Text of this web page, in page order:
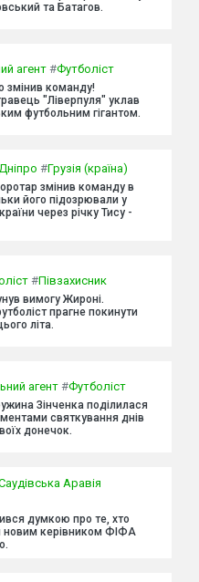
та Батагов.
агент#Футболіст
змінив команду!
"Ліверпуля" уклав
футбольним гігантом.
Дніпро #Грузія (країна)
змінив команду в
його підозрювали у
через річку Тису -
#Півзахисник
вимогу Жироні.
прагне покинути
літа.
агент#Футболіст
Зінченка поділилася
святкування днів
донечок.
Аравія
думкою про те, хто
новим керівником ФІФА